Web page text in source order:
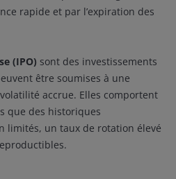
rapide et par l’expiration des
(IPO) sont des investissements
être soumises à une
accrue. Elles comportent
que des historiques
limités, un taux de rotation élevé